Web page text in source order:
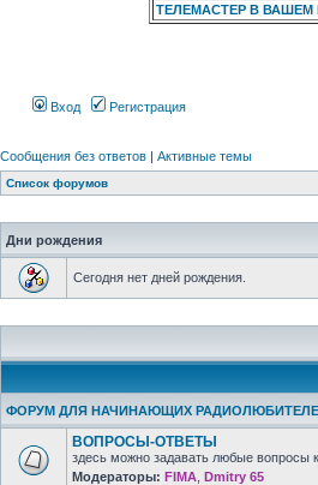
ТЕЛЕМАСТЕР В ВАШЕМ
Вход Регистрация
Сообщения без ответов | Активные темы
Список форумов
Дни рождения
Сегодня нет дней рождения.
ФОРУМ ДЛЯ НАЧИНАЮЩИХ
ВОПРОСЫ-ОТВЕТЫ
здесь можно задавать любые вопросы
Модераторы: FIMA Dmitry 65